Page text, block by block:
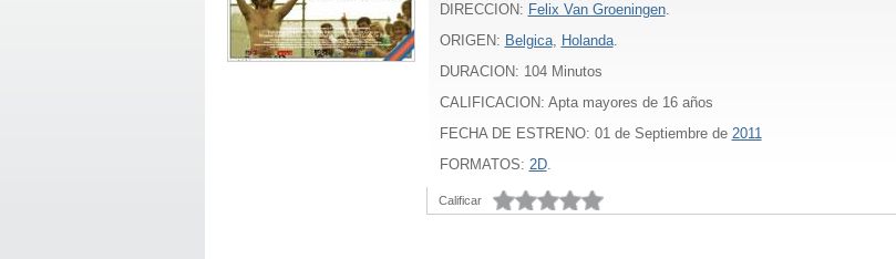
DIRECCION: Felix Van Groeningen.
ORIGEN: Belgica, Holanda.
DURACION: 104Minutos
CALIFICACION: Apta mayores de 16 años
FECHA DE ESTRENO: 01 de Septiembre de 2011
FORMATOS: 2D.
Calificar